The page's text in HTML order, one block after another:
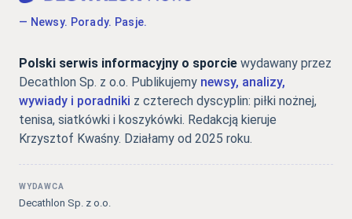
— Newsy. Porady. Pasje.
Polski serwis informacyjny o sporcie wydawany przez
Decathlon Sp. z o.o. Publikujemy newsy, analizy,
wywiady i poradniki z czterech dyscyplin: piłki nożnej,
tenisa, siatkówki i koszykówki. Redakcją kieruje
Krzysztof Kwaśny. Działamy od 2025 roku.
WYDAWCA
Decathlon Sp. z o.o.